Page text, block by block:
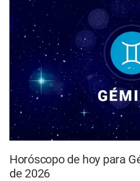
Horóscopo de hoy para
de 2026